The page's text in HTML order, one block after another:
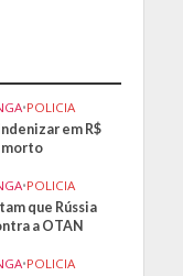
•POLICIA
em R$
morto
•POLICIA
que Rússia
a OTAN
•POLICIA